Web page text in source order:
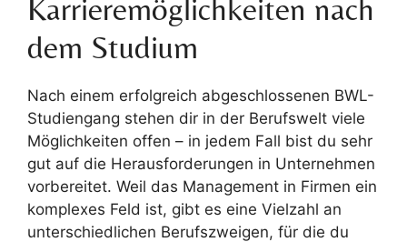
Karrieremöglichkeiten nach
dem Studium
Nach einem erfolgreich abgeschlossenen BWL-
Studiengang stehen dir in der Berufswelt viele
Möglichkeiten offen – in jedem Fall bist du sehr
gut auf die Herausforderungen in Unternehmen
vorbereitet. Weil das Management in Firmen ein
komplexes Feld ist, gibt es eine Vielzahl an
unterschiedlichen Berufszweigen, für die du